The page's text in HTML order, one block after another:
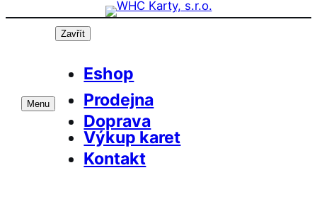
Přeskočit
Menu
Zavřít
Eshop
Prodejna
Doprava
Výkup karet
Kontakt
Prázdninová otevírací doba prodejny! PO a
ST 10-17, SO 11-15